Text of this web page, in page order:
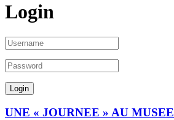
Login
UNE « JOURNEE » AU MUSEE